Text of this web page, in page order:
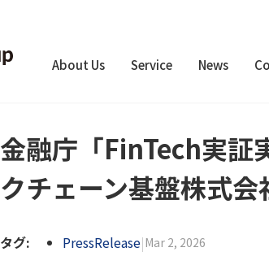
About Us Service News
金融庁「FinTech実証
クチェーン基盤株式会
タグ: PressRelease|Mar 2, 2026